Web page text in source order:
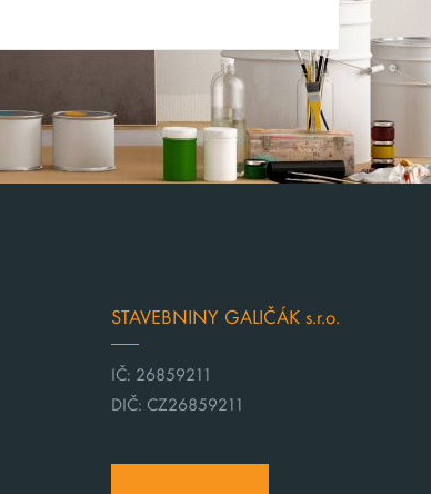
STAVEBNINY GALIČÁK s.r.o.
IČ: 26859211
DIČ: CZ26859211